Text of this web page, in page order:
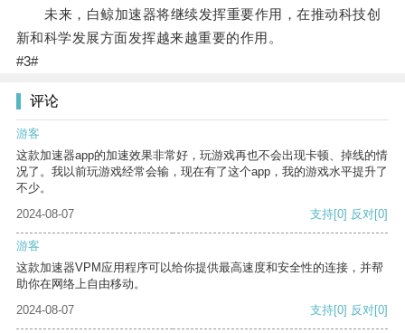
未来，白鲸加速器将继续发挥重要作用，在推动科技创
新和科学发展方面发挥越来越重要的作用。
#3#
评论
游客
这款加速器app的加速效果非常好，玩游戏再也不会出现卡顿、掉线的情
况了。我以前玩游戏经常会输，现在有了这个app，我的游戏水平提升了
不少。
2024-08-07
支持[0] 反对[0]
游客
这款加速器VPM应用程序可以给你提供最高速度和安全性的连接，并帮
助你在网络上自由移动。
2024-08-07
支持[0] 反对[0]